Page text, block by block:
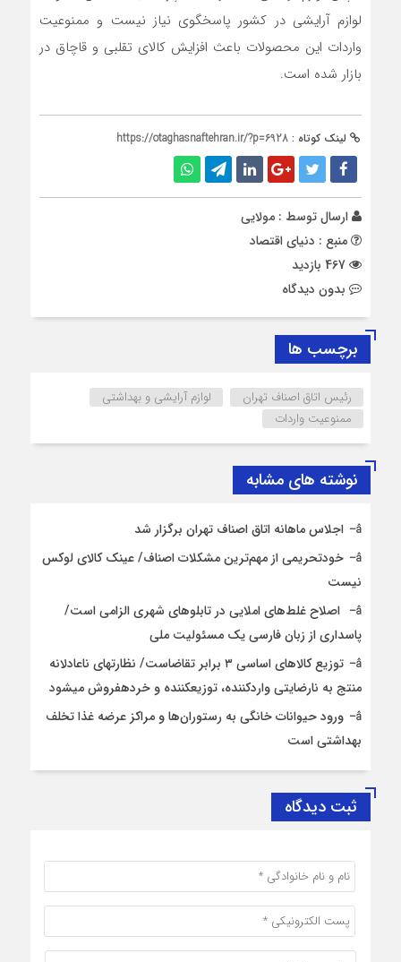
لوازم آرایشی در کشور پاسخگوی نیاز نیست و ممنوعیت
واردات این محصولات باعث افزایش کالای تقلبی و قاچاق در
بازار شده است.
لینک کوتاه : https://otaghasnaftehran.ir/?p=6928
ارسال توسط : مولایی
منبع : دنیای اقتصاد
بدون دیدگاه
برچسب ها
رئیس اتاق اصناف تهران
لوازم آرایشی و بهداشتی
ممنوعیت واردات
نوشته های مشابه
اجلاس ماهانه اتاق اصناف تهران برگزار شد
خودتحریمی از مهم‌ترین مشکلات اصناف/ عینک کالای لوکس
نیست
اصلاح غلط‌های املایی در تابلوهای شهری الزامی است/
پاسداری از زبان فارسی یک مسئولیت ملی
توزیع کالاهای اساسی ۳ برابر تقاضاست/ نظارت‎های ناعادلانه
منتج به نارضایتی واردکننده، توزیع‎کننده و خرده‎فروش می‎شود
ورود حیوانات خانگی به رستوران‌ها و مراکز عرضه غذا تخلف
بهداشتی است
ثبت دیدگاه